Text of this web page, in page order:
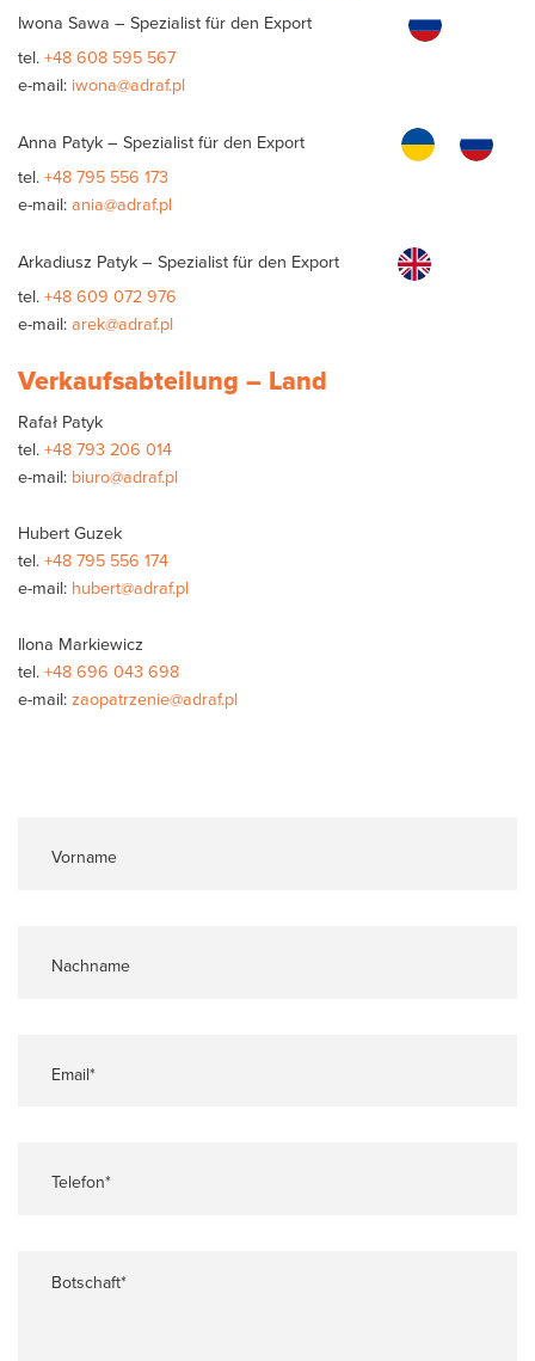
Iwona Sawa – Spezialist für den Export
tel.+48 608 595 567
e-mail: iwona@adraf.pl
Anna Patyk – Spezialist für den Export
tel.+48 795 556 173
e-mail:ania@adraf.pl
Arkadiusz Patyk – Spezialist für den Export
tel.+48 609 072 976
e-mail:arek@adraf.pl
Verkaufsabteilung – Land
Rafał Patyk
tel.+48 793 206 014
e-mail: biuro@adraf.pl
Hubert Guzek
tel.+48 795 556 174
e-mail: hubert@adraf.pl
Ilona Markiewicz
tel.+48 696 043 698
e-mail:zaopatrzenie@adraf.pl
Vorname
Nachname
Email*
Telefon*
Botschaft*